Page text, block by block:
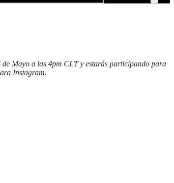
Mayo a las 4pm CLT y estarás participando para
Instagram.